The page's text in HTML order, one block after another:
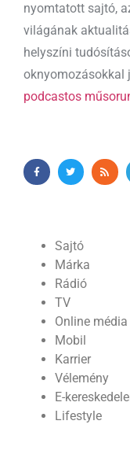
nyomtatott sajtó,
világának
helyszíni
oknyomozásokkal
podcastos
Sajtó
Márka
Rádió
TV
Online média
Mobil
Karrier
Vélemény
E-
Lifestyle